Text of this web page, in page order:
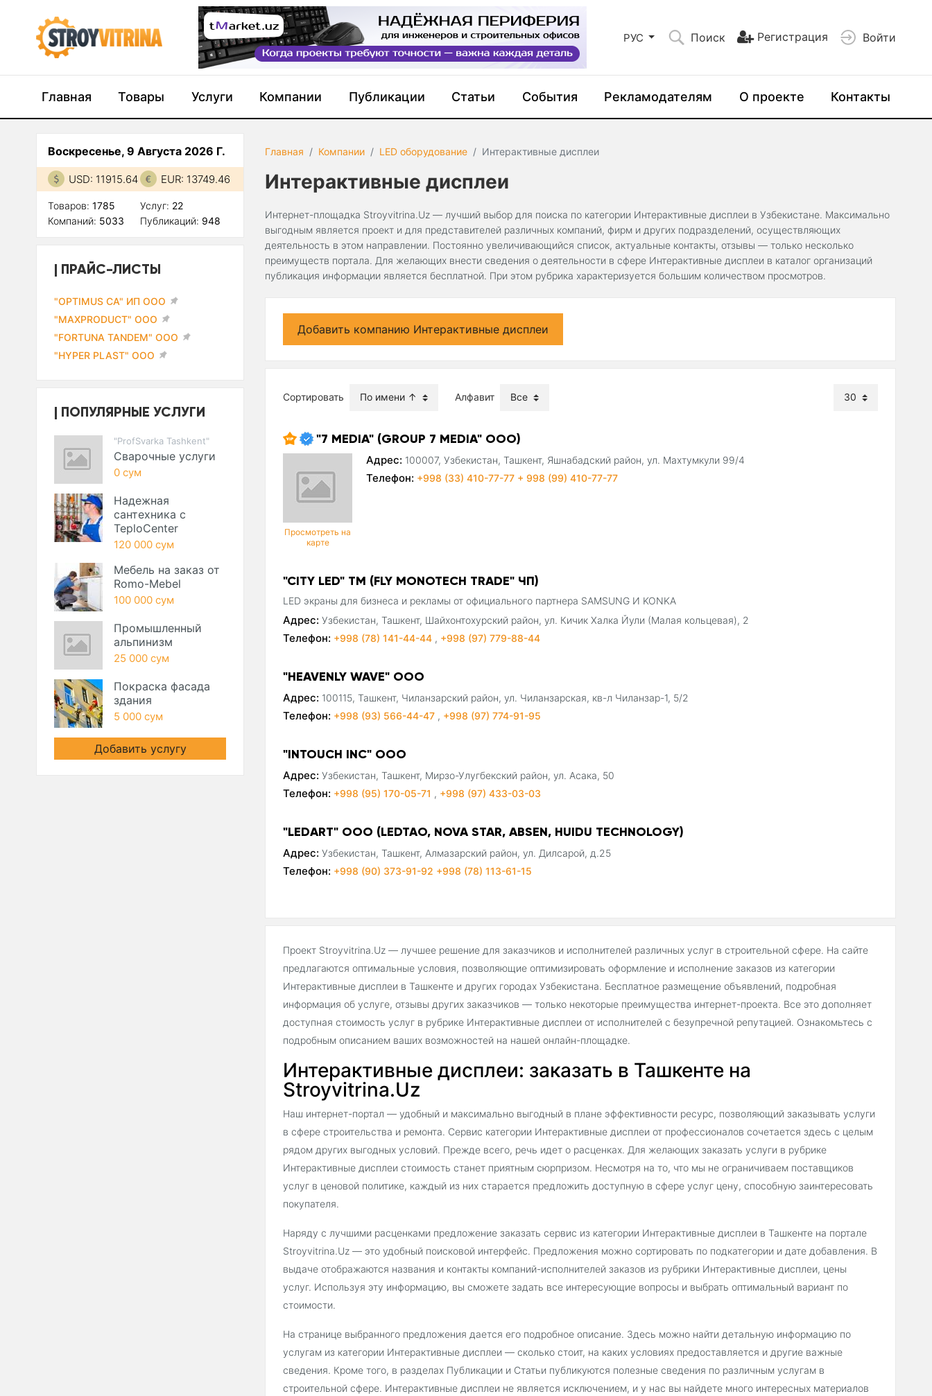
РУС Поиск Регистрация Войти
Главная Товары Услуги Компании Публикации Статьи События Рекламодателям О проекте Контакты
Главная Компании LED оборудование Интерактивные дисплеи
Интерактивные дисплеи
Интернет-площадка Stroyvitrina.Uz — лучший выбор для поиска по категории Интерактивные дисплеи в Узбекистане. Максимально
выгодным является проект и для представителей различных компаний, фирм и других подразделений, осуществляющих
деятельность в этом направлении. Постоянно увеличивающийся список, актуальные контакты, отзывы — только несколько
преимуществ портала. Для желающих внести сведения о деятельности в сфере Интерактивные дисплеи в каталог организаций
публикация информации является бесплатной. При этом рубрика характеризуется большим количеством просмотров.
Добавить компанию Интерактивные дисплеи
Сортировать Алфавит
"7 MEDIA" (GROUP 7 MEDIA" ООО)
Просмотреть на
карте
Адрес: 100007, Узбекистан, Ташкент, Яшнабадский район, ул. Махтумкули 99/4
Телефон: +998 (33) 410-77-77 + 998 (99) 410-77-77
"CITY LED" ТМ (FLY MONOTECH TRADE" ЧП)
LED экраны для бизнеса и рекламы от официального партнера SAMSUNG И KONKA
Адрес: Узбекистан, Ташкент, Шайхонтохурский район, ул. Кичик Халка Йули (Малая кольцевая), 2
Телефон: +998 (78) 141-44-44 , +998 (97) 779-88-44
"HEAVENLY WAVE" ООО
Адрес: 100115, Ташкент, Чиланзарский район, ул. Чиланзарская, кв-л Чиланзар-1, 5/2
Телефон: +998 (93) 566-44-47 , +998 (97) 774-91-95
"INTOUCH INC" OOO
Адрес: Узбекистан, Ташкент, Мирзо-Улугбекский район, ул. Асака, 50
Телефон: +998 (95) 170-05-71 , +998 (97) 433-03-03
"LEDART" ООО (LEDTAO, NOVA STAR, ABSEN, HUIDU TECHNOLOGY)
Адрес: Узбекистан, Ташкент, Алмазарский район, ул. Дилсарой, д.25
Телефон: +998 (90) 373-91-92 +998 (78) 113-61-15
Проект Stroyvitrina.Uz — лучшее решение для заказчиков и исполнителей различных услуг в строительной сфере. На сайте
предлагаются оптимальные условия, позволяющие оптимизировать оформление и исполнение заказов из категории
Интерактивные дисплеи в Ташкенте и других городах Узбекистана. Бесплатное размещение объявлений, подробная
информация об услуге, отзывы других заказчиков — только некоторые преимущества интернет-проекта. Все это дополняет
доступная стоимость услуг в рубрике Интерактивные дисплеи от исполнителей с безупречной репутацией. Ознакомьтесь с
подробным описанием ваших возможностей на нашей онлайн-площадке.
Интерактивные дисплеи: заказать в Ташкенте на
Stroyvitrina.Uz
Наш интернет-портал — удобный и максимально выгодный в плане эффективности ресурс, позволяющий заказывать услуги
в сфере строительства и ремонта. Сервис категории Интерактивные дисплеи от профессионалов сочетается здесь с целым
рядом других выгодных условий. Прежде всего, речь идет о расценках. Для желающих заказать услуги в рубрике
Интерактивные дисплеи стоимость станет приятным сюрпризом. Несмотря на то, что мы не ограничиваем поставщиков
услуг в ценовой политике, каждый из них старается предложить доступную в сфере услуг цену, способную заинтересовать
покупателя.
Наряду с лучшими расценками предложение заказать сервис из категории Интерактивные дисплеи в Ташкенте на портале
Stroyvitrina.Uz — это удобный поисковой интерфейс. Предложения можно сортировать по подкатегории и дате добавления. В
выдаче отображаются названия и контакты компаний-исполнителей заказов из рубрики Интерактивные дисплеи, цены
услуг. Используя эту информацию, вы сможете задать все интересующие вопросы и выбрать оптимальный вариант по
стоимости.
На странице выбранного предложения дается его подробное описание. Здесь можно найти детальную информацию по
услугам из категории Интерактивные дисплеи — сколько стоит, на каких условиях предоставляется и другие важные
сведения. Кроме того, в разделах Публикации и Статьи публикуются полезные сведения по различным услугам в
строительной сфере. Интерактивные дисплеи не является исключением, и у нас вы найдете много интересных материалов
Воскресенье, 9 Августа 2026 Г.
USD: 11915.64 EUR: 13749.46
Товаров: 1785
Компаний: 5033
Услуг: 22
Публикаций: 948
ПРАЙС-ЛИСТЫ
"OPTIMUS CA" ИП ООО
"MAXPRODUCT" ООО
"FORTUNA TANDEM" ООО
"HYPER PLAST" ООО
ПОПУЛЯРНЫЕ УСЛУГИ
"ProfSvarka Tashkent"
Сварочные услуги
0 сум
Надежная
сантехника с
TeploCenter
120 000 сум
Мебель на заказ от
Romo-Mebel
100 000 сум
Промышленный
альпинизм
25 000 сум
Покраска фасада
здания
5 000 сум
Добавить услугу